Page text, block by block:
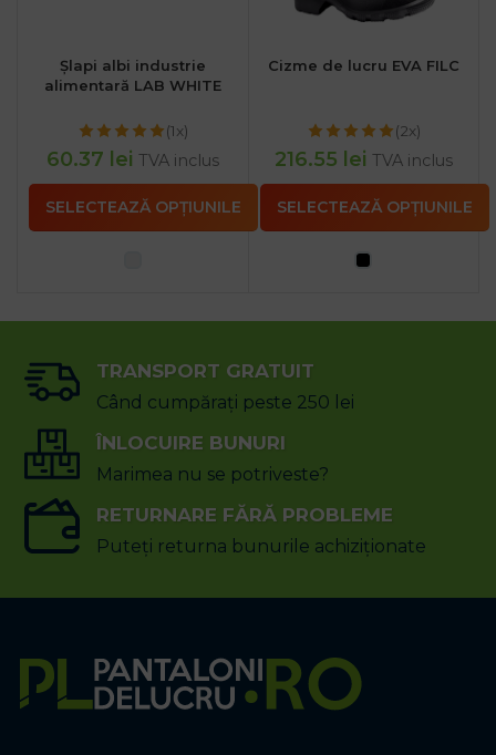
Șlapi albi industrie
alimentară LAB WHITE
(1x)
60.37 lei TVA inclus
SELECTEAZĂ OPȚIUNILE
Cizme de lucru EVA FILC
(2x)
216.55 lei TVA inclus
SELECTEAZĂ OPȚIUNILE
TRANSPORT GRATUIT
Când cumpărați peste 250 lei
ÎNLOCUIRE BUNURI
Marimea nu se potriveste?
RETURNARE FĂRĂ PROBLEME
Puteți returna bunurile achiziționate